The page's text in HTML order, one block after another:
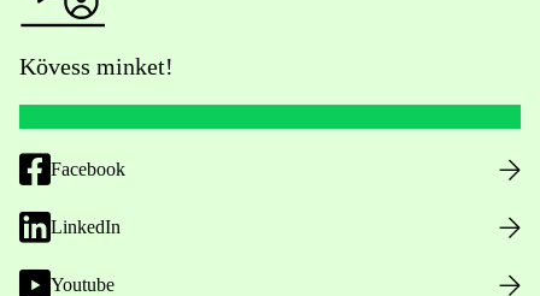
Kövess minket!
Facebook
LinkedIn
Youtube